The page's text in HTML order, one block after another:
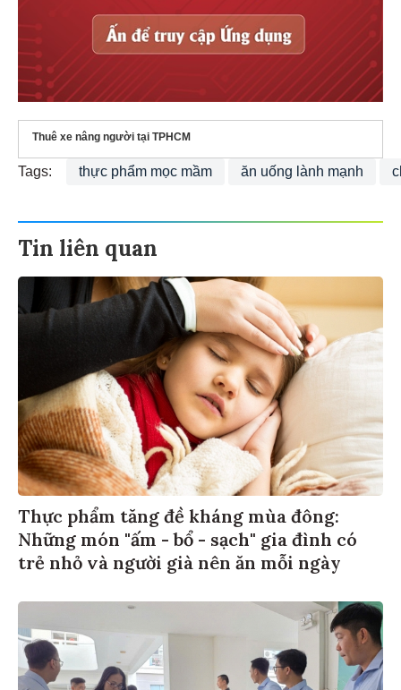
Thuê xe nâng người tại TPHCM
Tags: thực phẩm mọc mầm ăn uống lành mạnh
Tin liên quan
Thực phẩm tăng đề kháng mùa đông:
Những món "ấm - bổ - sạch" gia đình có
trẻ nhỏ và người già nên ăn mỗi ngày